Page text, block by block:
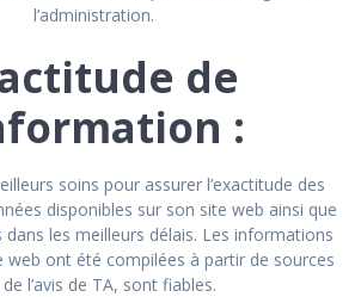
l’administration.
de
:
soins pour assurer l’exactitude des
disponibles sur son site web ainsi que
les meilleurs délais. Les informations
web ont été compilées à partir de sources
l’avis de TA, sont fiables.